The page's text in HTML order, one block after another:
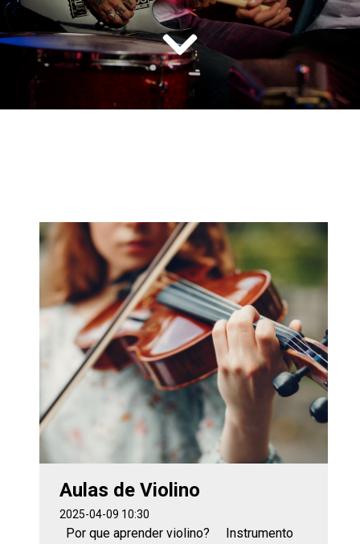
Aulas de Violino
2025-04-09 10:30
Por que aprender violino? Instrumento